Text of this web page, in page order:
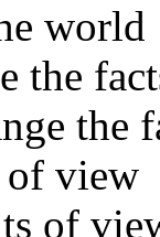
world
the
the
of view
of